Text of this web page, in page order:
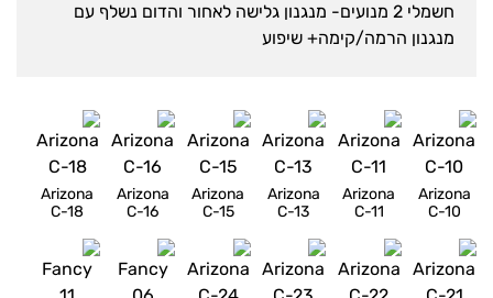
חשמלי 2 מנועים- מנגנון גלישה לאחור והדום נשלף עם
מנגנון הרמה/קימה+ שיפוע
Arizona
C-10
Arizona
C-11
Arizona
C-13
Arizona
C-15
Arizona
C-16
Arizona
C-18